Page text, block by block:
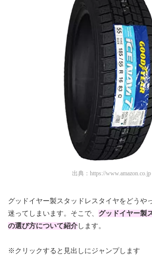
出典： https://www.amazon.co.jp
グッドイヤー製スタッドレスタイヤをどうや
迷ってしまいます。そこで、 グッドイヤー製
の選び方について紹介 します。
※クリックすると見出しにジャンプします